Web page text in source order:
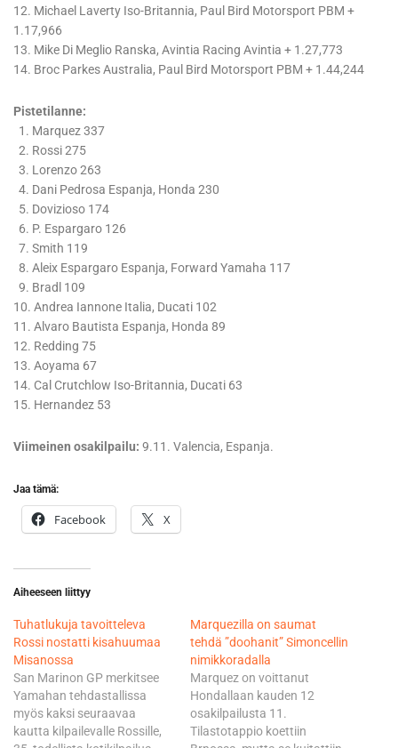
12. Michael Laverty Iso-Britannia, Paul Bird Motorsport PBM +
1.17,966
13. Mike Di Meglio Ranska, Avintia Racing Avintia + 1.27,773
14. Broc Parkes Australia, Paul Bird Motorsport PBM + 1.44,244
Pistetilanne:
1. Marquez 337
2. Rossi 275
3. Lorenzo 263
4. Dani Pedrosa Espanja, Honda 230
5. Dovizioso 174
6. P. Espargaro 126
7. Smith 119
8. Aleix Espargaro Espanja, Forward Yamaha 117
9. Bradl 109
10. Andrea Iannone Italia, Ducati 102
11. Alvaro Bautista Espanja, Honda 89
12. Redding 75
13. Aoyama 67
14. Cal Crutchlow Iso-Britannia, Ducati 63
15. Hernandez 53
Viimeinen osakilpailu: 9.11. Valencia, Espanja.
Jaa tämä:
Facebook X
Aiheeseen liittyy
Tuhatlukuja tavoitteleva
Rossi nostatti kisahuumaa
Misanossa
San Marinon GP merkitsee
Yamahan tehdastallissa
myös kaksi seuraavaa
kautta kilpailevalle Rossille,
Marquezilla on saumat
tehdä ”doohanit” Simoncellin
nimikkoradalla
Marquez on voittanut
Hondallaan kauden 12
osakilpailusta 11.
Tilastotappio koettiin